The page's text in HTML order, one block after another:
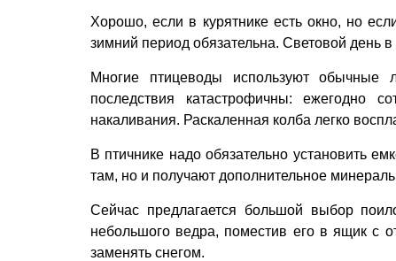
Хорошо, если в курятнике есть окно, но
зимний период обязательна. Световой день
Многие птицеводы используют обычные
последствия катастрофичны: ежегодно
накаливания. Раскаленная колба легко
В птичнике надо обязательно установить
там, но и получают дополнительное
Сейчас предлагается большой выбор
небольшого ведра, поместив его в ящик с
заменять снегом.